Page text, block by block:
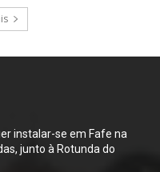
instalar-se em Fafe na
junto à Rotunda do